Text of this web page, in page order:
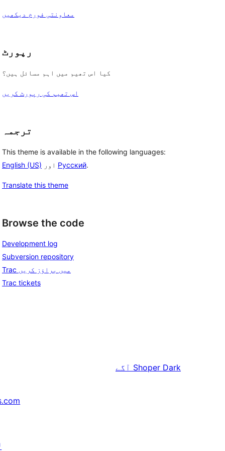
معاونتی فورم دیکھیں
رپورٹ
کیا اس تھیم میں اہم مسائل ہیں؟
اس تھیم کی رپورٹ کریں
ترجمہ
This theme is available in the following languages:
English (US)
Русский.
Translate this theme
Browse the code
Development log
Subversion repository
Trac میں براؤز کریں
Trac tickets
آگے Shoper Dark